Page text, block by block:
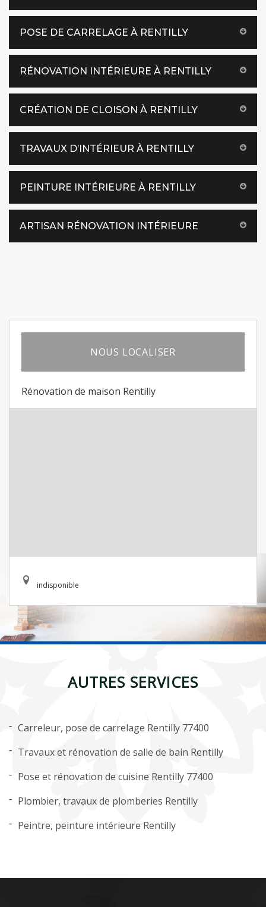
POSE DE CARRELAGE À RENTILLY
RÉNOVATION INTÉRIEURE À RENTILLY
CRÉATION DE CLOISON À RENTILLY
TRAVAUX D’INTÉRIEUR À RENTILLY
PEINTURE INTÉRIEURE À RENTILLY
ARTISAN RÉNOVATION INTÉRIEURE
NOUS LOCALISER
Rénovation de maison Rentilly
indisponible
AUTRES SERVICES
Carreleur, pose de carrelage Rentilly 77400
Travaux et rénovation de salle de bain Rentilly
Pose et rénovation de cuisine Rentilly 77400
Plombier, travaux de plomberies Rentilly
Peintre, peinture intérieure Rentilly